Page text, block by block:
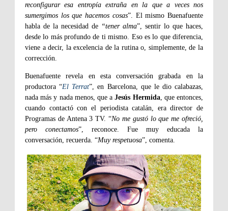
reconfigurar esa entropía extraña en la que a veces nos
sumergimos los que hacemos cosas”. El mismo Buenafuente
habla de la necesidad de “tener alma”, sentir lo que haces,
desde lo más profundo de ti mismo. Eso es lo que diferencia,
viene a decir, la excelencia de la rutina o, simplemente, de la
corrección.
Buenafuente revela en esta conversación grabada en la
productora “El Terrat”, en Barcelona, que le dio calabazas,
nada más y nada menos, que aJesús Hermida, que entonces,
cuando contactó con el periodista catalán, era director de
Programas de Antena 3 TV. “No me gustó lo que me ofreció,
pero conectamos”, reconoce. Fue muy educada la
conversación, recuerda. “Muy respetuosa”, comenta.